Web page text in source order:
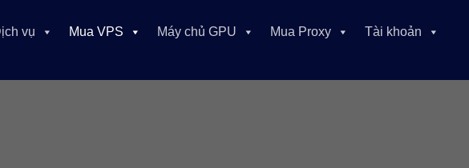
vụ Mua VPS Máy chủ GPU Mua Proxy Tài khoản